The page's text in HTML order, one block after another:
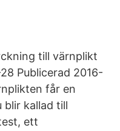
till värnplikt
Publicerad 2016-
får en
blir kallad till
ett